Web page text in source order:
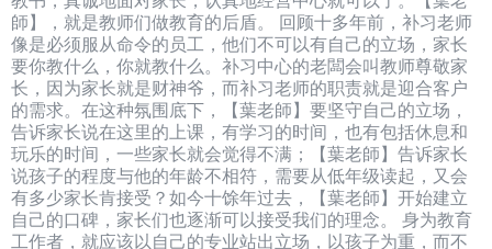
師】，就是教师们做教育的后盾。 回顾十多年前，补习老师
像是必须服从命令的员工，他们不可以有自己的立场，家长
要你教什么，你就教什么。补习中心的老闆会叫教师尊敬家
长，因为家长就是财神爷，而补习老师的职责就是迎合客户
的需求。在这种氛围底下，【葉老師】要坚守自己的立场，
告诉家长说在这里的上课，有学习的时间，也有包括休息和
玩乐的时间，一些家长就会觉得不满；【葉老師】告诉家长
说孩子的程度与他的年龄不相符，需要从低年级读起，又会
有多少家长肯接受？如今十馀年过去，【葉老師】开始建立
自己的口碑，家长们也逐渐可以接受我们的理念。 身为教育
工作者，就应该以自己的专业站出立场，以孩子为重，而不